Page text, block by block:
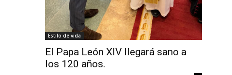
Estilo de vida
El Papa León XIV llegará sano a
los 120 años.